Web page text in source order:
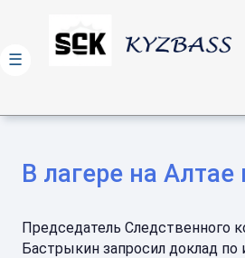
В лагере на Алтае
Председатель Следственного
Бастрыкин запросил доклад
☰